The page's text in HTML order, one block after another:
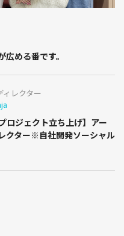
める番です。
ィレクター
ロジェクト立ち上げ】アー
クター※自社開発ソーシャル